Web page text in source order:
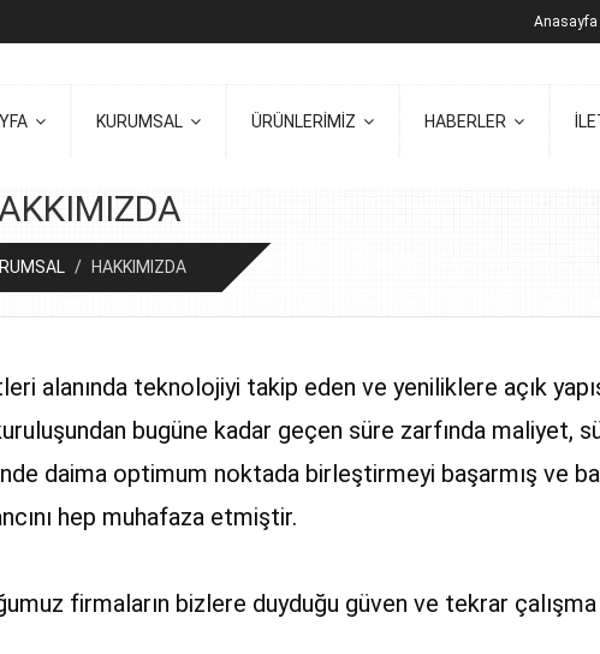
Anasayfa
KURUMSAL ÜRÜNLERİMİZ HABERLER
/ HAKKIMIZDA
alanında teknolojiyi takip eden ve yeniliklere açık
bugüne kadar geçen süre zarfında maliyet,
daima optimum noktada birleştirmeyi başarmış ve
hep muhafaza etmiştir.
firmaların bizlere duyduğu güven ve tekrar çalışma